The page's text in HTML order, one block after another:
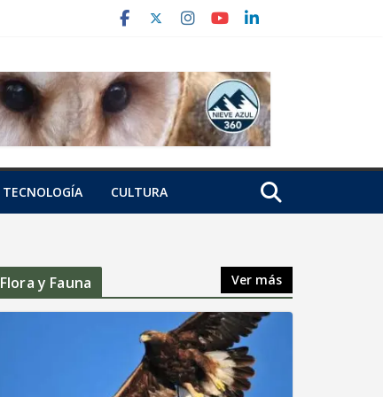
TECNOLOGÍA CULTURA
Flora y Fauna Ver más